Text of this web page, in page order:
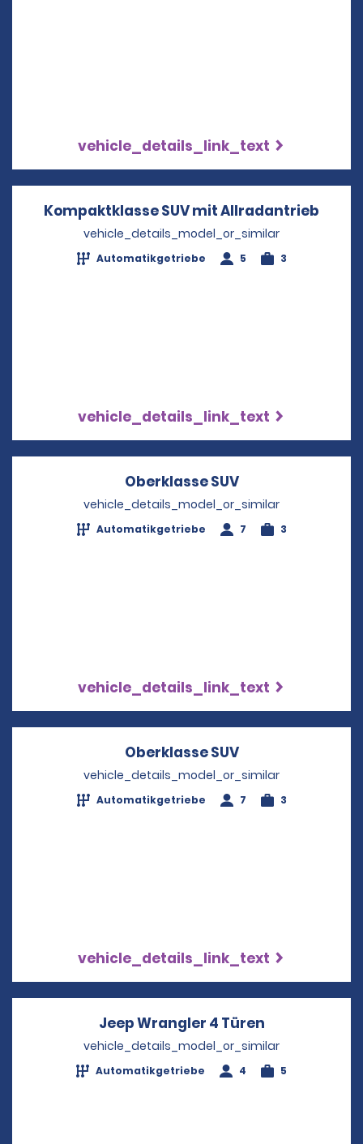
vehicle_details_link_text
Kompaktklasse SUV mit Allradantrieb
vehicle_details_model_or_similar
Automatikgetriebe 5 3
vehicle_details_link_text
Oberklasse SUVOpens in a new
vehicle_details_model_or_similar
Automatikgetriebe 7 3
vehicle_details_link_text
Oberklasse SUVOpens in a new
vehicle_details_model_or_similar
Automatikgetriebe 7 3
vehicle_details_link_text
Jeep Wrangler 4 Türen
vehicle_details_model_or_similar
Automatikgetriebe 4 5